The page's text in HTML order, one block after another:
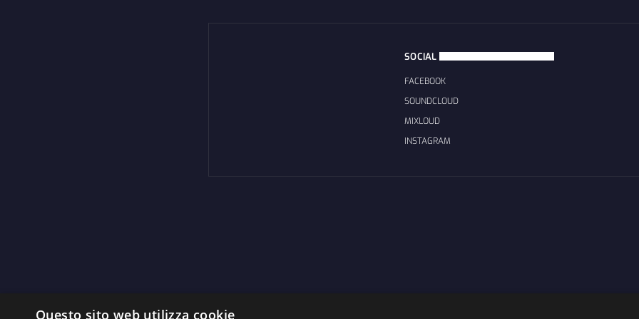
SOCIAL
FACEBOOK
SOUNDCLOUD
MIXLOUD
INSTAGRAM
Questo sito web utilizza cookie